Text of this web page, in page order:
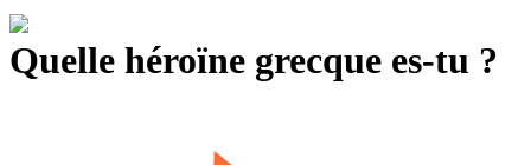
Quelle héroïne grecque es-tu ?